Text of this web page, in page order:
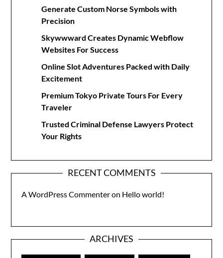
Generate Custom Norse Symbols with
Precision
Skywwward Creates Dynamic Webflow
Websites For Success
Online Slot Adventures Packed with Daily
Excitement
Premium Tokyo Private Tours For Every
Traveler
Trusted Criminal Defense Lawyers Protect
Your Rights
RECENT COMMENTS
A WordPress Commenteron Hello world!
ARCHIVES